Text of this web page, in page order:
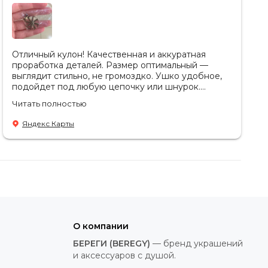
Отличный кулон! Качественная и аккуратная
проработка деталей. Размер оптимальный —
выглядит стильно, не громоздко. Ушко удобное,
подойдет под любую цепочку или шнурок.
Читать полностью
Яндекс Карты
О компании
БЕРЕГИ (BEREGY) — бренд украшений
и аксессуаров с душой.